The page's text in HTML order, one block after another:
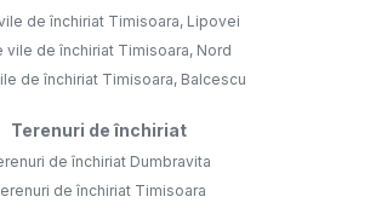
de închiriat Timisoara, Lipovei
vile de închiriat Timisoara, Nord
de închiriat Timisoara, Balcescu
Terenuri de închiriat
de închiriat Dumbravita
de închiriat Timisoara